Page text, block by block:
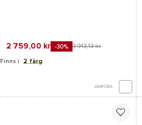
2 759,00 kr -30% 3 943,13 kr
Finns i 2 färg
JÄMFÖRA